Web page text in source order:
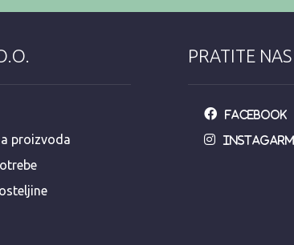
proizvoda
PRATITE NAS
Facebook
Instagarm